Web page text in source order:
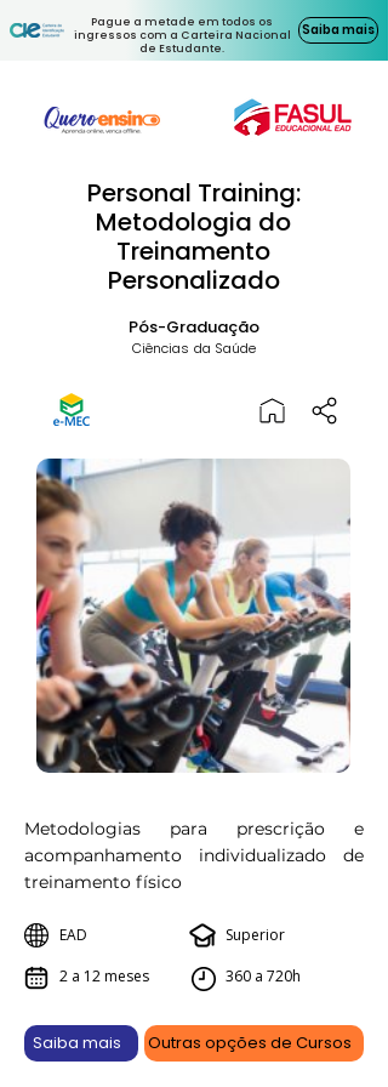
Pague a metade em todos os
ingressos com a Carteira Nacional
de Estudante.
Saiba mais
Personal Training:
Metodologia do
Treinamento
Personalizado
Pós-Graduação
Ciências da Saúde
Metodologias para prescrição e
acompanhamento individualizado de
treinamento físico
EAD
2 a 12 meses
Superior
360 a 720h
Saiba mais Outras opções de Cursos